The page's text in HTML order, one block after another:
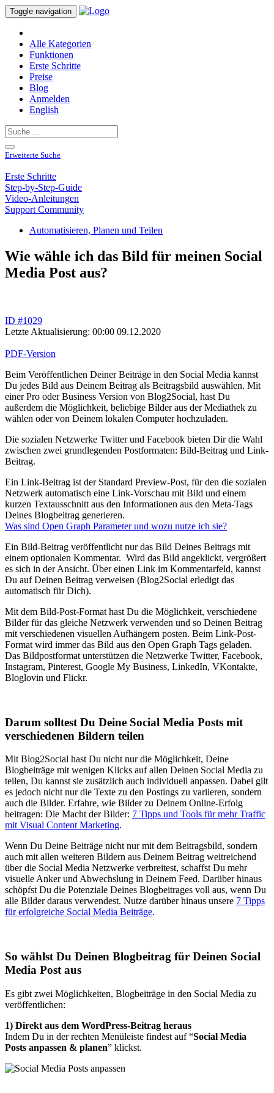
Toggle navigation
Alle Kategorien
Funktionen
Erste Schritte
Preise
Blog
Anmelden
English
Erweiterte Suche
Erste Schritte
Step-by-Step-Guide
Video-Anleitungen
Support Community
Automatisieren, Planen und Teilen
Wie wähle ich das Bild für meinen Social
Media Post aus?
ID #1029
Letzte Aktualisierung: 00:00 09.12.2020
PDF-Version
Beim Veröffentlichen Deiner Beiträge in den Social Media kannst
Du jedes Bild aus Deinem Beitrag als Beitragsbild auswählen. Mit
einer Pro oder Business Version von Blog2Social, hast Du
außerdem die Möglichkeit, beliebige Bilder aus der Mediathek zu
wählen oder von Deinem lokalen Computer hochzuladen.
Die sozialen Netzwerke Twitter und Facebook bieten Dir die Wahl
zwischen zwei grundlegenden Postformaten: Bild-Beitrag und Link-
Beitrag.
Ein Link-Beitrag ist der Standard Preview-Post, für den die sozialen
Netzwerk automatisch eine Link-Vorschau mit Bild und einem
kurzen Textausschnitt aus den Informationen aus den Meta-Tags
Deines Blogbeitrag generieren.
Was sind Open Graph Parameter und wozu nutze ich sie?
Ein Bild-Beitrag veröffentlicht nur das Bild Deines Beitrags mit
einem optionalen Kommentar. Wird das Bild angeklickt, vergrößert
es sich in der Ansicht. Über einen Link im Kommentarfeld, kannst
Du auf Deinen Beitrag verweisen (Blog2Social erledigt das
automatisch für Dich).
Mit dem Bild-Post-Format hast Du die Möglichkeit, verschiedene
Bilder für das gleiche Netzwerk verwenden und so Deinen Beitrag
mit verschiedenen visuellen Aufhängern posten. Beim Link-Post-
Format wird immer das Bild aus den Open Graph Tags geladen.
Das Bildpostformat unterstützen die Netzwerke Twitter, Facebook,
Instagram, Pinterest, Google My Business, LinkedIn, VKontakte,
Bloglovin und Flickr.
Darum solltest Du Deine Social Media Posts mit
verschiedenen Bildern teilen
Mit Blog2Social hast Du nicht nur die Möglichkeit, Deine
Blogbeiträge mit wenigen Klicks auf allen Deinen Social Media zu
teilen, Du kannst sie zusätzlich auch individuell anpassen. Dabei gilt
es jedoch nicht nur die Texte zu den Postings zu variieren, sondern
auch die Bilder. Erfahre, wie Bilder zu Deinem Online-Erfolg
beitragen: Die Macht der Bilder: 7 Tipps und Tools für mehr Traffic
mit Visual Content Marketing.
Wenn Du Deine Beiträge nicht nur mit dem Beitragsbild, sondern
auch mit allen weiteren Bildern aus Deinem Beitrag weitreichend
über die Social Media Netzwerke verbreitest, schaffst Du mehr
visuelle Anker und Abwechslung in Deinem Feed. Darüber hinaus
schöpfst Du die Potenziale Deines Blogbeitrages voll aus, wenn Du
alle Bilder daraus verwendest. Nutze darüber hinaus unsere 7 Tipps
für erfolgreiche Social Media Beiträge.
So wählst Du Deinen Blogbeitrag für Deinen Social
Media Post aus
Es gibt zwei Möglichkeiten, Blogbeiträge in den Social Media zu
veröffentlichen:
1) Direkt aus dem WordPress-Beitrag heraus
Indem Du in der rechten Menüleiste findest auf “Social Media
Posts anpassen & planen” klickst.